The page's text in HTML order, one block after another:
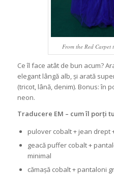
From the Red Carpet
Ce îl face atât de bun acum?
elegant lângă alb, și arată
(tricot, lână, denim). Bonus: în
neon.
Traducere EM – cum îl porți
pulover cobalt + jean drept
geacă puffer cobalt +
minimal
cămașă cobalt + pantaloni